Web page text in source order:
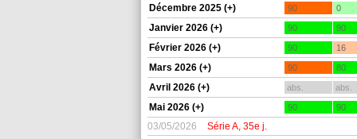
Décembre 2025 (+) 90 0
Janvier 2026 (+) 90 90
Février 2026 (+) 90 16
Mars 2026 (+) 90 80
Avril 2026 (+) abs. abs.
Mai 2026 (+) 90 90
03/05/2026 Série A, 35e j.